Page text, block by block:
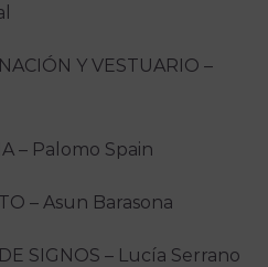
Y VESTUARIO –
– Palomo Spain
– Asun Barasona
SIGNOS – Lucía Serrano